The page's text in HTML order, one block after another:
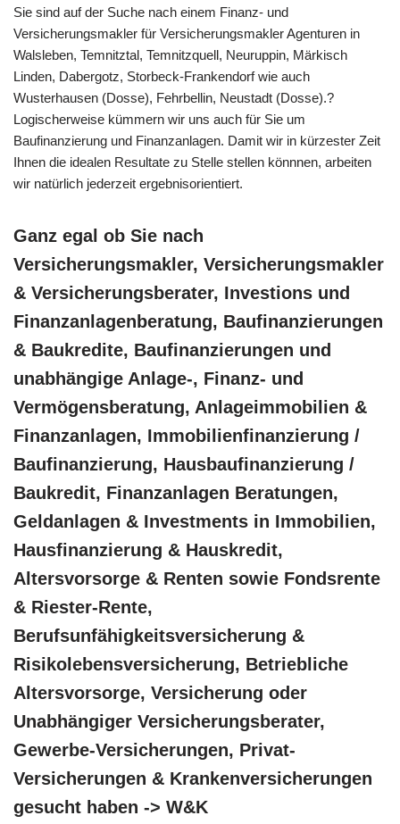
Sie sind auf der Suche nach einem Finanz- und
Versicherungsmakler für Versicherungsmakler Agenturen in
Walsleben, Temnitztal, Temnitzquell, Neuruppin, Märkisch
Linden, Dabergotz, Storbeck-Frankendorf wie auch
Wusterhausen (Dosse), Fehrbellin, Neustadt (Dosse).?
Logischerweise kümmern wir uns auch für Sie um
Baufinanzierung und Finanzanlagen. Damit wir in kürzester Zeit
Ihnen die idealen Resultate zu Stelle stellen könnnen, arbeiten
wir natürlich jederzeit ergebnisorientiert.
Ganz egal ob Sie nach
Versicherungsmakler, Versicherungsmakler
& Versicherungsberater, Investions und
Finanzanlagenberatung, Baufinanzierungen
& Baukredite, Baufinanzierungen und
unabhängige Anlage-, Finanz- und
Vermögensberatung, Anlageimmobilien &
Finanzanlagen, Immobilienfinanzierung /
Baufinanzierung, Hausbaufinanzierung /
Baukredit, Finanzanlagen Beratungen,
Geldanlagen & Investments in Immobilien,
Hausfinanzierung & Hauskredit,
Altersvorsorge & Renten sowie Fondsrente
& Riester-Rente,
Berufsunfähigkeitsversicherung &
Risikolebensversicherung, Betriebliche
Altersvorsorge, Versicherung oder
Unabhängiger Versicherungsberater,
Gewerbe-Versicherungen, Privat-
Versicherungen & Krankenversicherungen
gesucht haben -> W&K